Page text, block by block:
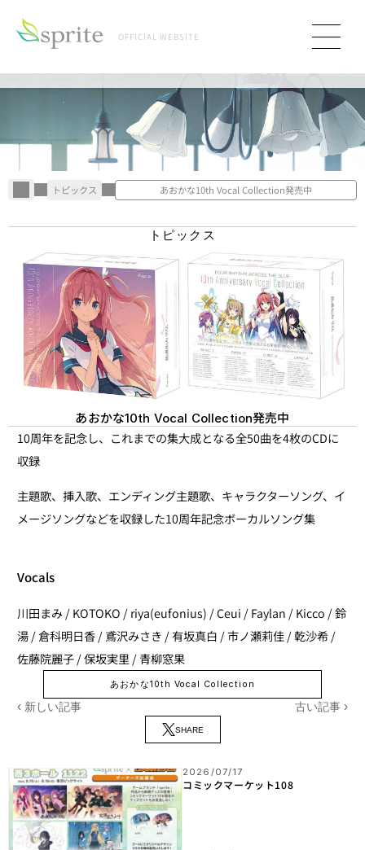
OFFICIAL WEBSITE
トピックス あおかな10th Vocal Collection発売中
トピックス
あおかな10th Vocal Collection発売中
10周年を記念し、これまでの集大成となる全50曲を4枚のCDに
収録
主題歌、挿入歌、エンディング主題歌、キャラクターソング、イ
メージソングなどを収録した10周年記念ボーカルソング集
Vocals
川田まみ / KOTOKO / riya(eufonius) / Ceui / Faylan / Kicco / 鈴
湯 / 倉科明日香 / 鳶沢みさき / 有坂真白 / 市ノ瀬莉佳 / 乾沙希 /
佐藤院麗子 / 保坂実里 / 青柳窓果
あおかな10th Vocal Collection
‹ 新しい記事 古い記事 ›
SHARE
2026/07/17
コミックマーケット108